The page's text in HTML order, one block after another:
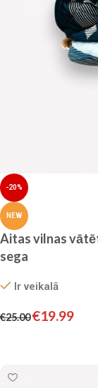
-20%
NEW
Aitas vilnas
sega
Ir veikalā
€25.00€19.99